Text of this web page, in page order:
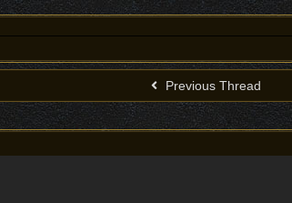
Previous Thread